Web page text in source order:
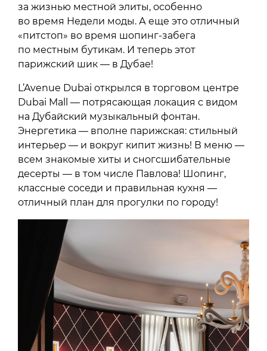
за жизнью местной элиты, особенно
во время Недели моды. А еще это отличный
«питстоп» во время шопинг-забега
по местным бутикам. И теперь этот
парижский шик — в Дубае!
L’Avenue Dubai открылся в торговом центре
Dubai Mall — потрясающая локация с видом
на Дубайский музыкальный фонтан.
Энергетика — вполне парижская: стильный
интерьер — и вокруг кипит жизнь! В меню —
всем знакомые хиты и сногсшибательные
десерты — в том числе Павлова! Шопинг,
классные соседи и правильная кухня —
отличный план для прогулки по городу!